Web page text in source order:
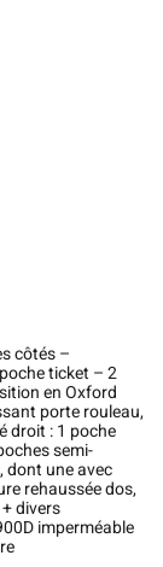
côtés –
ticket – 2
en Oxford
porte rouleau,
droit : 1 poche
semi-
une avec
rehaussée dos,
divers
imperméable